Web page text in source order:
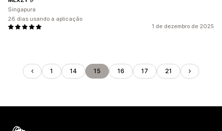
1 de dezembro de 2025
Singapura
26 dias usando a aplicação
1 14 15 16 17 21